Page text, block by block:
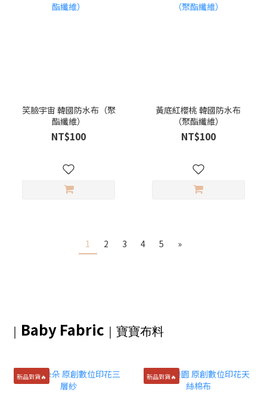
笑臉宇宙 韓國防水布（聚
酯纖維）
NT$100
黃底紅櫻桃 韓國防水布
（聚酯纖維）
NT$100
1 2 3 4 5 »
｜ Baby Fabric ｜ 寶寶布料
新品到貨🔥 新品到貨🔥